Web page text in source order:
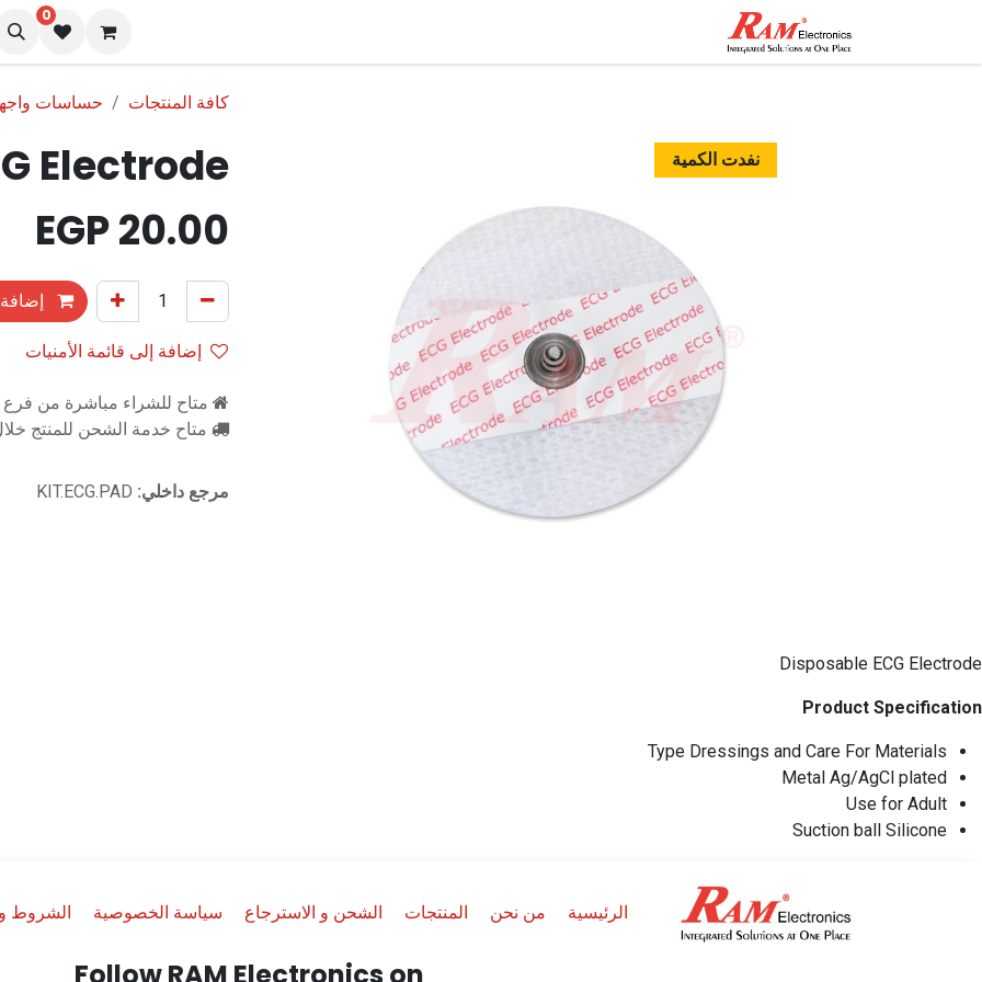
0
كافة المنتجات حساسات
نفدت الكمية
Electrode
20.00
إضافة إلى قائمة الأمنيات
متاح للشراء مباشرة من فرع
متاح خدمة الشحن للمنتج خلال 2-3 ايام
مرجع داخلي: KIT.ECG.PAD
Disposable ECG Electrode
Product Specification
Type Dressings and Care For Materials
Metal Ag/AgCl plated
Use for Adult
Suction ball Silicone
الرئيسية من نحن المنتجات الشحن و الاسترجاع سياسة الخصوصية الشروط